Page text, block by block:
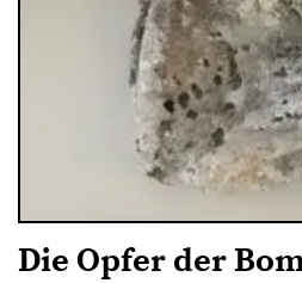
Die Opfer der